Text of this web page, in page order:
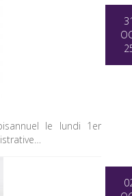
le lundi 1er